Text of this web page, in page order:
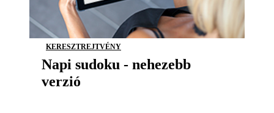
KERESZTREJTVÉNY
Napi sudoku - nehezebb
verzió